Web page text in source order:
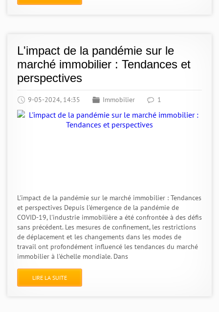
L'impact de la pandémie sur le
marché immobilier : Tendances et
perspectives
9-05-2024, 14:35 Immobilier 1
L'impact de la pandémie sur le marché immobilier : Tendances
et perspectives Depuis l'émergence de la pandémie de
COVID-19, l'industrie immobilière a été confrontée à des défis
sans précédent. Les mesures de confinement, les restrictions
de déplacement et les changements dans les modes de
travail ont profondément influencé les tendances du marché
immobilier à l'échelle mondiale. Dans
LIRE LA SUITE